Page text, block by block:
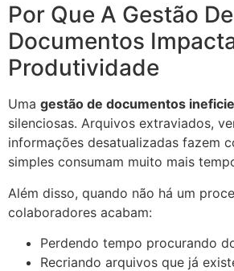
Por Que A Gestão De
Documentos
Produtividade
Uma gestão de documentos
silenciosas. Arquivos extraviados,
informações desatualizadas fazem
simples consumam muito mais
Além disso, quando não há um
colaboradores acabam:
Perdendo tempo procurando
Recriando arquivos que já